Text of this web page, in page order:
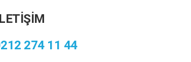
274 11 44